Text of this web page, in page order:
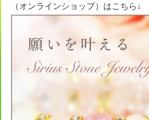
（オンラインショップ）はこちら↓